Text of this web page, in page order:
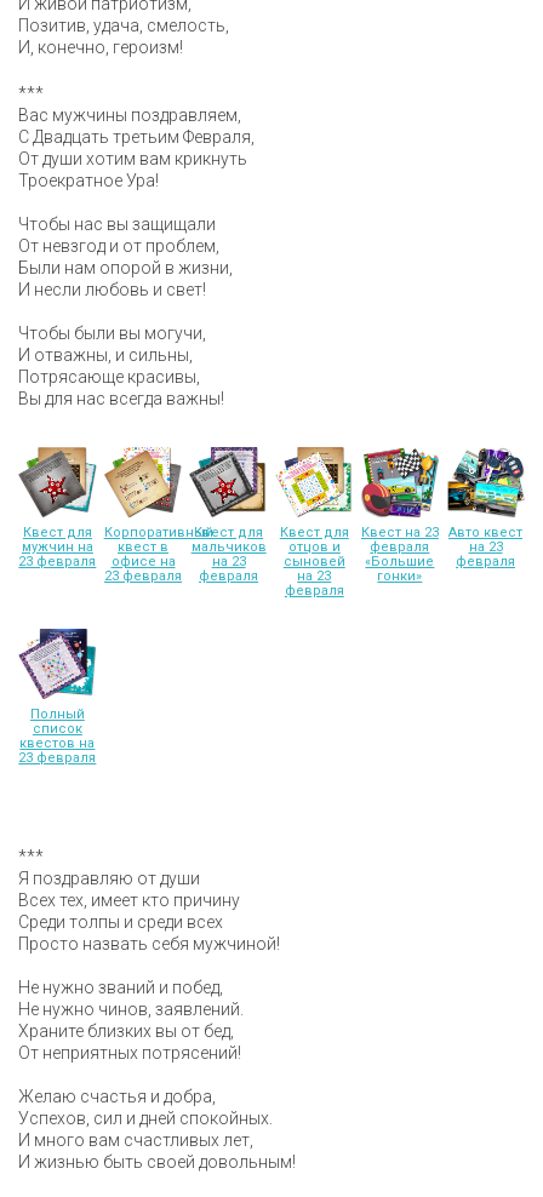
Позитив, удача, смелость,
И, конечно, героизм!
***
Вас мужчины поздравляем,
С Двадцать третьим Февраля,
От души хотим вам крикнуть
Троекратное Ура!
Чтобы нас вы защищали
От невзгод и от проблем,
Были нам опорой в жизни,
И несли любовь и свет!
Чтобы были вы могучи,
И отважны, и сильны,
Потрясающе красивы,
Вы для нас всегда важны!
Квест для
мужчин на
23 февраля
Корпоративный
квест в
офисе на
23 февраля
Квест для
мальчиков
на 23
февраля
Квест для
отцов и
сыновей
на 23
февраля
Квест на 23
февраля
«Большие
гонки»
Авто квест
на 23
февраля
Полный
список
квестов на
23 февраля
***
Я поздравляю от души
Всех тех, имеет кто причину
Среди толпы и среди всех
Просто назвать себя мужчиной!
Не нужно званий и побед,
Не нужно чинов, заявлений.
Храните близких вы от бед,
От неприятных потрясений!
Желаю счастья и добра,
Успехов, сил и дней спокойных.
И много вам счастливых лет,
И жизнью быть своей довольным!